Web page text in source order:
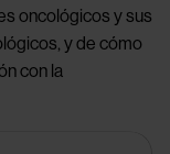
oncológicos y sus
y de cómo
con la